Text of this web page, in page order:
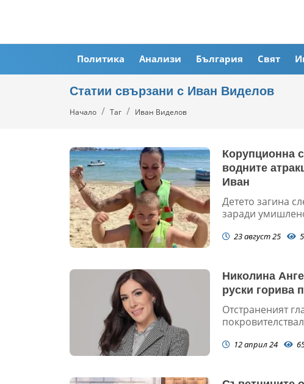
Политика Анализи България Свят
Статии свързани с Иван Виделов
Начало Таг Иван Виделов
Корупционна
водните
Иван
Детето загина
заради
23 август 25
Николина
руски горива
Отстраненият
12 април 24